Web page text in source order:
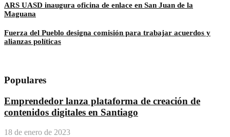
ARS UASD inaugura oficina de enlace en San Juan de la
Maguana
Fuerza del Pueblo designa comisión para trabajar acuerdos y
alianzas políticas
Populares
Emprendedor lanza plataforma de creación de
contenidos digitales en Santiago
18 de enero de 2023